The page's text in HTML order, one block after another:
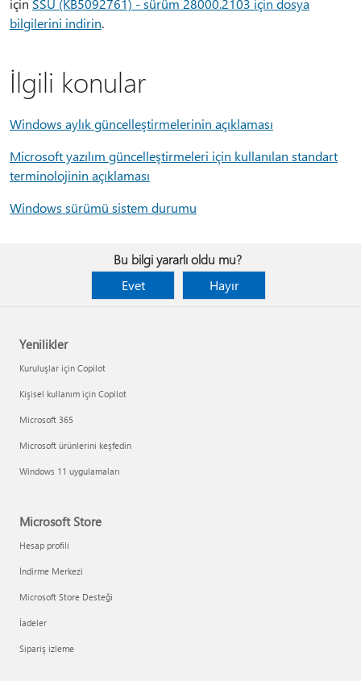
için SSU (KB5092761) - sürüm 28000.2103 için dosya
bilgilerini indirin.
İlgili konular
Windows aylık güncelleştirmelerinin açıklaması
Microsoft yazılım güncelleştirmeleri için kullanılan standart
terminolojinin açıklaması
Windows sürümü sistem durumu
Bu bilgi yararlı oldu mu?
Evet
Hayır
Yenilikler
Kuruluşlar için Copilot
Kişisel kullanım için Copilot
Microsoft 365
Microsoft ürünlerini keşfedin
Windows 11 uygulamaları
Microsoft Store
Hesap profili
İndirme Merkezi
Microsoft Store Desteği
İadeler
Sipariş izleme